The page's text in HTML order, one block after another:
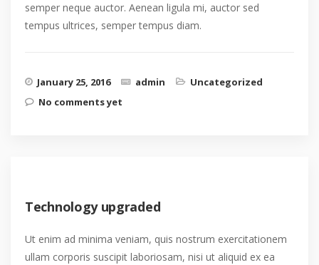
semper neque auctor. Aenean ligula mi, auctor sed
tempus ultrices, semper tempus diam.
January 25, 2016 admin
Uncategorized
No comments yet
Technology upgraded
Ut enim ad minima veniam, quis nostrum exercitationem
ullam corporis suscipit laboriosam, nisi ut aliquid ex ea